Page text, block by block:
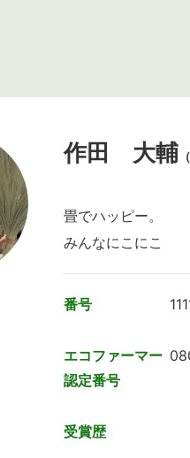
作田 大輔
畳でハッピー。
みんなにこにこ
番号
エコファーマー
認定番号
受賞歴